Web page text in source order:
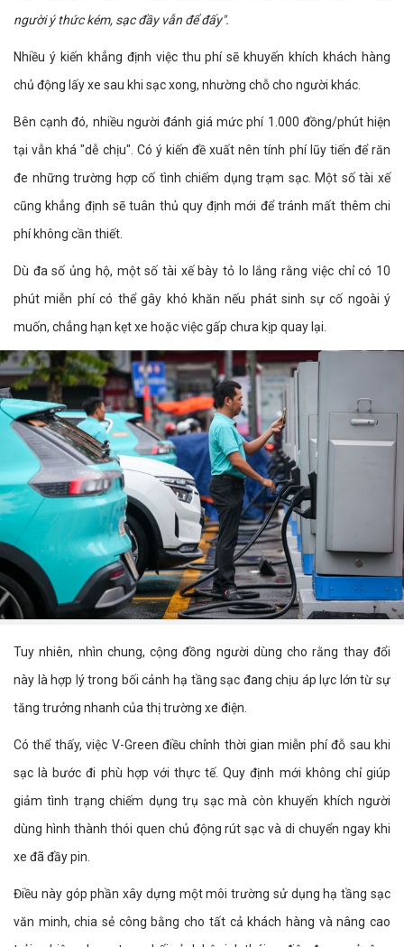
người ý thức kém, sạc đầy vẫn để đấy".
Nhiều ý kiến khẳng định việc thu phí sẽ khuyến khích khách hàng
chủ động lấy xe sau khi sạc xong, nhường chỗ cho người khác.
Bên cạnh đó, nhiều người đánh giá mức phí 1.000 đồng/phút hiện
tại vẫn khá "dễ chịu". Có ý kiến đề xuất nên tính phí lũy tiến để răn
đe những trường hợp cố tình chiếm dụng trạm sạc. Một số tài xế
cũng khẳng định sẽ tuân thủ quy định mới để tránh mất thêm chi
phí không cần thiết.
Dù đa số ủng hộ, một số tài xế bày tỏ lo lắng rằng việc chỉ có 10
phút miễn phí có thể gây khó khăn nếu phát sinh sự cố ngoài ý
muốn, chẳng hạn kẹt xe hoặc việc gấp chưa kịp quay lại.
Tuy nhiên, nhìn chung, cộng đồng người dùng cho rằng thay đổi
này là hợp lý trong bối cảnh hạ tầng sạc đang chịu áp lực lớn từ sự
tăng trưởng nhanh của thị trường xe điện.
Có thể thấy, việc V-Green điều chỉnh thời gian miễn phí đỗ sau khi
sạc là bước đi phù hợp với thực tế. Quy định mới không chỉ giúp
giảm tình trạng chiếm dụng trụ sạc mà còn khuyến khích người
dùng hình thành thói quen chủ động rút sạc và di chuyển ngay khi
xe đã đầy pin.
Điều này góp phần xây dựng một môi trường sử dụng hạ tầng sạc
văn minh, chia sẻ công bằng cho tất cả khách hàng và nâng cao